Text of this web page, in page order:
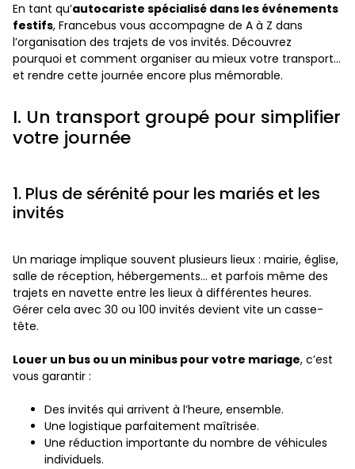
En tant qu’autocariste spécialisé dans les événements
festifs, Francebus vous accompagne de A à Z dans
l’organisation des trajets de vos invités. Découvrez
pourquoi et comment organiser au mieux votre transport…
et rendre cette journée encore plus mémorable.
I. Un transport groupé pour simplifier
votre journée
1. Plus de sérénité pour les mariés et les
invités
Un mariage implique souvent plusieurs lieux : mairie, église,
salle de réception, hébergements… et parfois même des
trajets en navette entre les lieux à différentes heures.
Gérer cela avec 30 ou 100 invités devient vite un casse-
tête.
Louer un bus ou un minibus pour votre mariage, c’est
vous garantir :
Des invités qui arrivent à l’heure, ensemble.
Une logistique parfaitement maîtrisée.
Une réduction importante du nombre de véhicules
individuels.